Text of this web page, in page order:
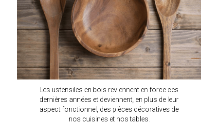
Les ustensiles en bois reviennent en force ces
dernières années et deviennent, en plus de leur
aspect fonctionnel, des pièces décoratives de
nos cuisines et nos tables.